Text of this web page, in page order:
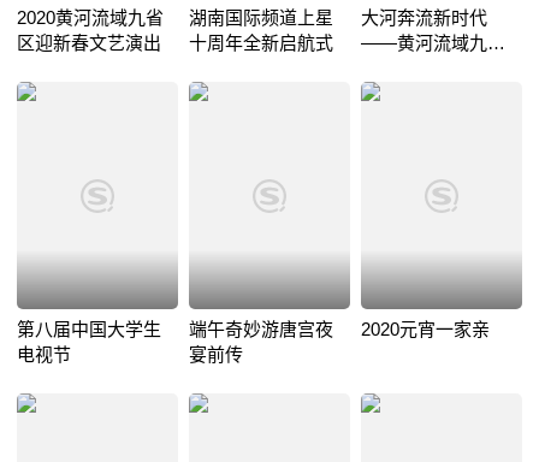
2020黄河流域九省
区迎新春文艺演出
湖南国际频道上星
十周年全新启航式
大河奔流新时代
——黄河流域九省
第八届中国大学生
电视节
端午奇妙游唐宫夜
宴前传
2020元宵一家亲